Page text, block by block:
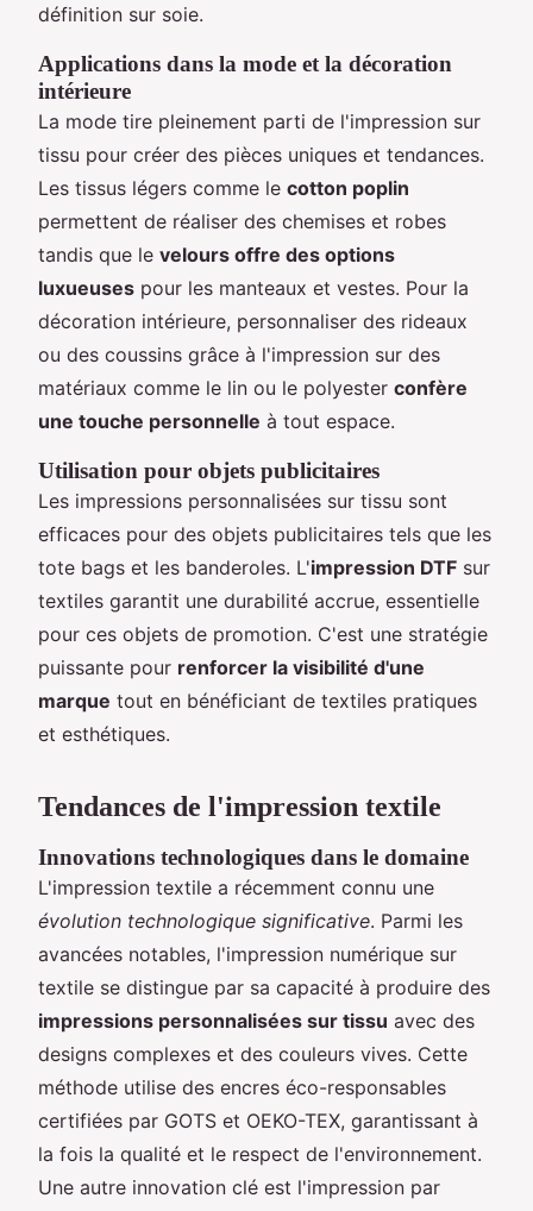
définition sur soie.
Applications dans la mode et la décoration
intérieure
La mode tire pleinement parti de l'impression sur
tissu pour créer des pièces uniques et tendances.
Les tissus légers comme le cotton poplin
permettent de réaliser des chemises et robes
tandis que le velours offre des options
luxueuses pour les manteaux et vestes. Pour la
décoration intérieure, personnaliser des rideaux
ou des coussins grâce à l'impression sur des
matériaux comme le lin ou le polyester confère
une touche personnelle à tout espace.
Utilisation pour objets publicitaires
Les impressions personnalisées sur tissu sont
efficaces pour des objets publicitaires tels que les
tote bags et les banderoles. L'impression DTF sur
textiles garantit une durabilité accrue, essentielle
pour ces objets de promotion. C'est une stratégie
puissante pour renforcer la visibilité d'une
marque tout en bénéficiant de textiles pratiques
et esthétiques.
Tendances de l'impression textile
Innovations technologiques dans le domaine
L'impression textile a récemment connu une
évolution technologique significative. Parmi les
avancées notables, l'impression numérique sur
textile se distingue par sa capacité à produire des
impressions personnalisées sur tissu avec des
designs complexes et des couleurs vives. Cette
méthode utilise des encres éco-responsables
certifiées par GOTS et OEKO-TEX, garantissant à
la fois la qualité et le respect de l'environnement.
Une autre innovation clé est l'impression par